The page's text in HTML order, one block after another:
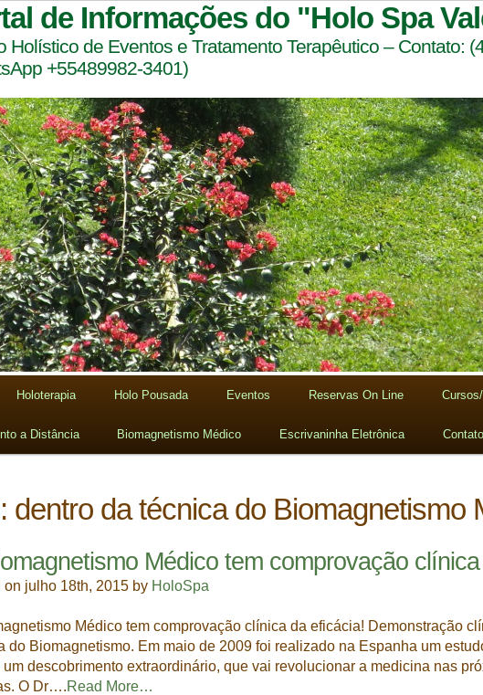
de Informações do "Holo Spa
Holístico de Eventos e Tratamento Terapêutico – Contato:
+55489982-3401)
Holoterapia Holo Pousada Eventos Reservas On Line
a Distância Biomagnetismo Médico Escrivaninha Eletrônica Contato
dentro da técnica do Biomagnetismo
Médico tem comprovação
on julho 18th, 2015 by HoloSpa
Médico tem comprovação clínica da eficácia! Demonstração
do Biomagnetismo. Em maio de 2009 foi realizado na Espanha um
um descobrimento extraordinário, que vai revolucionar a medicina nas
O Dr….Read More…